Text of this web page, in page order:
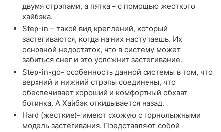
двумя стрэпами, а пятка – с помощью жесткого
хайбэка.
Step-in – такой вид креплений, который
застегиваются, когда на них наступаешь. Их
основной недостаток, что в систему может
забиться снег и это усложнит застегивание.
Step-in-go- особенность данной системы в том, что
верхний и нижний стрэпы соединены, что
обеспечивает хороший и комфортный обхват
ботинка. А Хайбэк откидывается назад.
Hard (жесткие)- имеют схожую с горнолыжными
модель застегивания. Представляют собой